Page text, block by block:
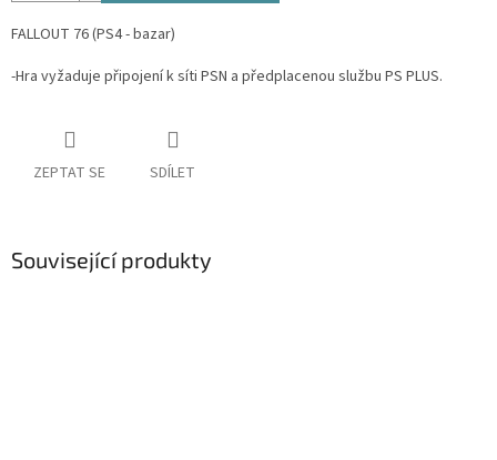
FALLOUT 76 (PS4 - bazar)
-Hra vyžaduje připojení k síti PSN a předplacenou službu PS PLUS.
ZEPTAT SE SDÍLET
Související produkty